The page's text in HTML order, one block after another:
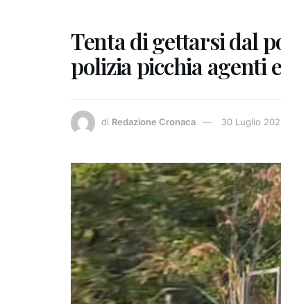
Tenta di gettarsi dal
polizia picchia agenti
di Redazione Cronaca 30 Luglio